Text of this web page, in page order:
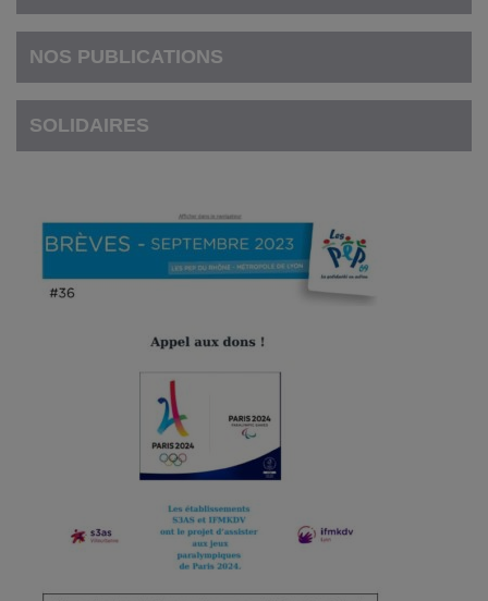
NOS PUBLICATIONS
SOLIDAIRES